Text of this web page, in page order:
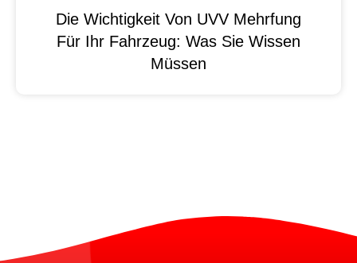
Die Wichtigkeit Von UVV Mehrfung
Für Ihr Fahrzeug: Was Sie Wissen
Müssen